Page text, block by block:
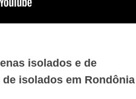
isolados e de
isolados em Rondônia